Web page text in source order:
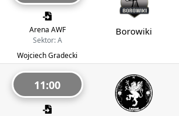
Arena AWF
Sektor: A
Wojciech Gradecki
Borowiki
11:00